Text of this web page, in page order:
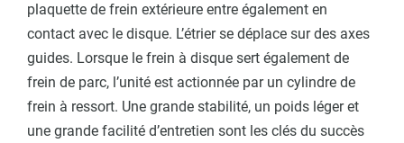
plaquette de frein extérieure entre également en
contact avec le disque. L’étrier se déplace sur des axes
guides. Lorsque le frein à disque sert également de
frein de parc, l’unité est actionnée par un cylindre de
frein à ressort. Une grande stabilité, un poids léger et
une grande facilité d’entretien sont les clés du succès